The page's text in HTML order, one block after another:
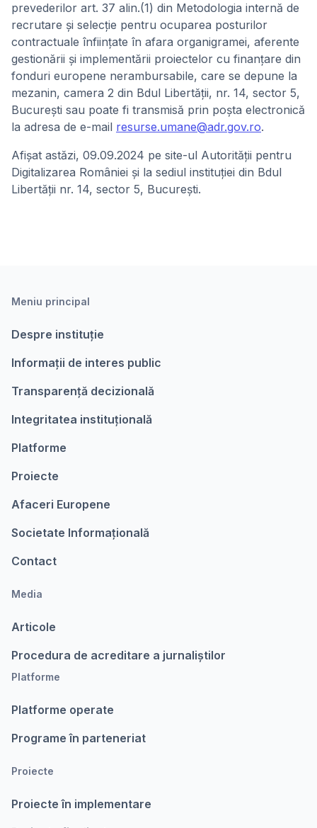
prevederilor art. 37 alin.(1) din Metodologia internă de
recrutare și selecție pentru ocuparea posturilor
contractuale înființate în afara organigramei, aferente
gestionării și implementării proiectelor cu finanțare din
fonduri europene nerambursabile, care se depune la
mezanin, camera 2 din Bdul Libertății, nr. 14, sector 5,
București sau poate fi transmisă prin poșta electronică
la adresa de e-mail resurse.umane@adr.gov.ro.
Afişat astăzi, 09.09.2024 pe site-ul Autorității pentru
Digitalizarea României și la sediul instituției din Bdul
Libertății nr. 14, sector 5, București.
Meniu principal
Despre instituție
Informații de interes public
Transparență decizională
Integritatea instituțională
Platforme
Proiecte
Afaceri Europene
Societate Informațională
Contact
Media
Articole
Procedura de acreditare a jurnaliștilor
Platforme
Platforme operate
Programe în parteneriat
Proiecte
Proiecte în implementare